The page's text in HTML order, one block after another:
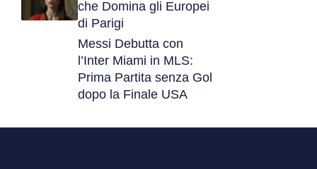
che Domina gli Europei
di Parigi
Messi Debutta con
l’Inter Miami in MLS:
Prima Partita senza Gol
dopo la Finale USA